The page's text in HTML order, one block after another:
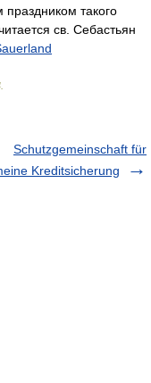
такого
св. Себастьян
Schutzgemeinschaft für
Kreditsicherung